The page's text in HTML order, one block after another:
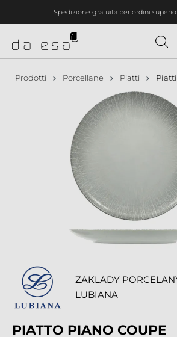
principaleSpedizione gratuita per ordini
Prodotti Porcellane Piatti
ZAKLADY
LUBIANA
PIATTO PIANO COUPE